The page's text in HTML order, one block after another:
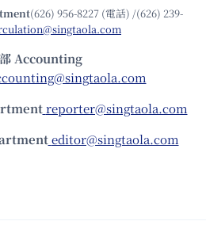
(626) 956-8227 (電話) /(626) 239-
Accounting
reporter@singtaola.com
editor@singtaola.com